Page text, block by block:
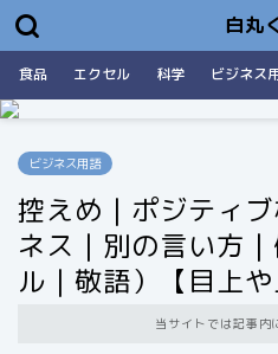
白丸
食品 エクセル 科学 ビジネス
ビジネス用語
控えめ｜ポジティ
ネス｜別の言い方
ル｜敬語）【目上や
当サイトでは記事内